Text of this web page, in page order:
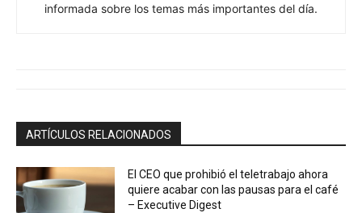
informada sobre los temas más importantes del día.
ARTÍCULOS RELACIONADOS
El CEO que prohibió el teletrabajo ahora
quiere acabar con las pausas para el café
– Executive Digest